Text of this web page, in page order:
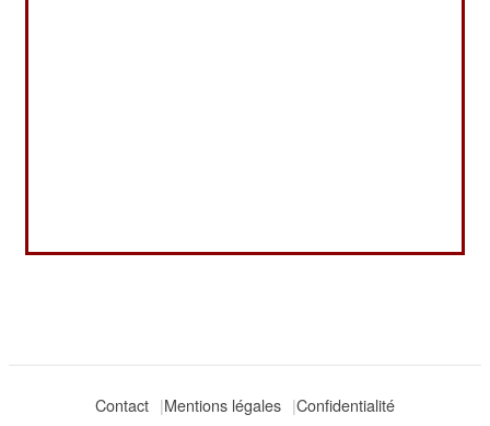
Contact Mentions légales Confidentialité